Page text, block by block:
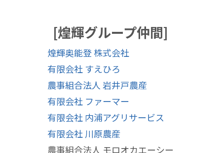
[煌輝グループ仲間]
煌輝奥能登 株式会社
有限会社 すえひろ
農事組合法人 岩井戸農産
有限会社 ファーマー
有限会社 内浦アグリサービス
有限会社 川原農産
農事組合法人 モロオカエーシー